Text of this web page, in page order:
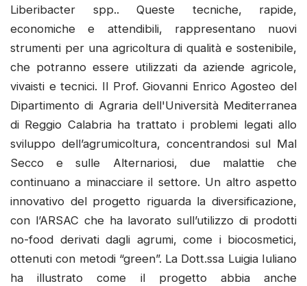
Liberibacter spp.. Queste tecniche, rapide,
economiche e attendibili, rappresentano nuovi
strumenti per una agricoltura di qualità e sostenibile,
che potranno essere utilizzati da aziende agricole,
vivaisti e tecnici. Il Prof. Giovanni Enrico Agosteo del
Dipartimento di Agraria dell'Università Mediterranea
di Reggio Calabria ha trattato i problemi legati allo
sviluppo dell’agrumicoltura, concentrandosi sul Mal
Secco e sulle Alternariosi, due malattie che
continuano a minacciare il settore. Un altro aspetto
innovativo del progetto riguarda la diversificazione,
con l’ARSAC che ha lavorato sull’utilizzo di prodotti
no-food derivati dagli agrumi, come i biocosmetici,
ottenuti con metodi “green”. La Dott.ssa Luigia Iuliano
ha illustrato come il progetto abbia anche